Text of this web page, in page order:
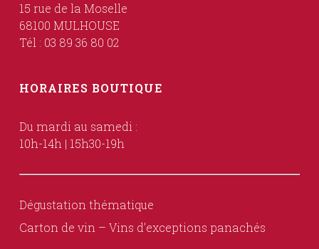
15 rue de la Moselle
68100 MULHOUSE
Tél : 03 89 36 80 02
HORAIRES BOUTIQUE
Du mardi au samedi :
10h-14h | 15h30-19h
Dégustation thématique
Carton de vin – Vins d’exceptions panachés